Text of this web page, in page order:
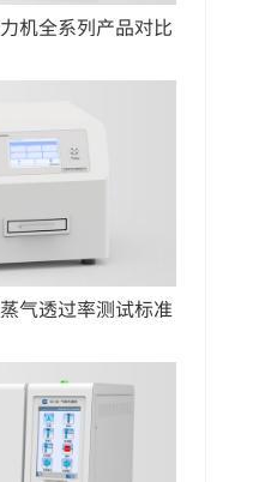
机全系列产品对比
气透过率测试标准
指南